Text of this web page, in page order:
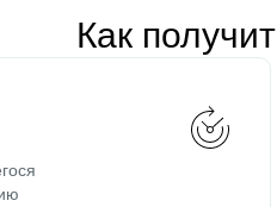
Как